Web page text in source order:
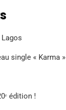
single « Karma »
édition !